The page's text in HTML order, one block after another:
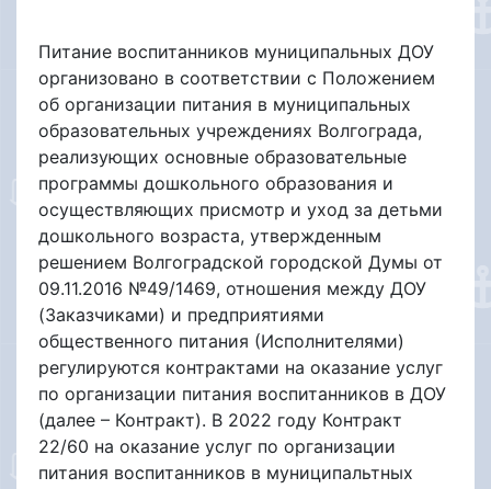
Питание воспитанников муниципальных ДОУ
организовано в соответствии с Положением
об организации питания в муниципальных
образовательных учреждениях Волгограда,
реализующих основные образовательные
программы дошкольного образования и
осуществляющих присмотр и уход за детьми
дошкольного возраста, утвержденным
решением Волгоградской городской Думы от
09.11.2016 №49/1469, отношения между ДОУ
(Заказчиками) и предприятиями
общественного питания (Исполнителями)
регулируются контрактами на оказание услуг
по организации питания воспитанников в ДОУ
(далее – Контракт). В 2022 году Контракт
22/60 на оказание услуг по организации
питания воспитанников в муниципальтных